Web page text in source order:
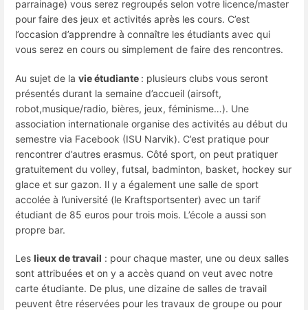
parrainage) vous serez regroupés selon votre licence/master
pour faire des jeux et activités après les cours. C’est
l’occasion d’apprendre à connaître les étudiants avec qui
vous serez en cours ou simplement de faire des rencontres.
Au sujet de la vie étudiante : plusieurs clubs vous seront
présentés durant la semaine d’accueil (airsoft,
robot,musique/radio, bières, jeux, féminisme…). Une
association internationale organise des activités au début du
semestre via Facebook (ISU Narvik). C’est pratique pour
rencontrer d’autres erasmus. Côté sport, on peut pratiquer
gratuitement du volley, futsal, badminton, basket, hockey sur
glace et sur gazon. Il y a également une salle de sport
accolée à l’université (le Kraftsportsenter) avec un tarif
étudiant de 85 euros pour trois mois. L’école a aussi son
propre bar.
Les lieux de travail : pour chaque master, une ou deux salles
sont attribuées et on y a accès quand on veut avec notre
carte étudiante. De plus, une dizaine de salles de travail
peuvent être réservées pour les travaux de groupe ou pour